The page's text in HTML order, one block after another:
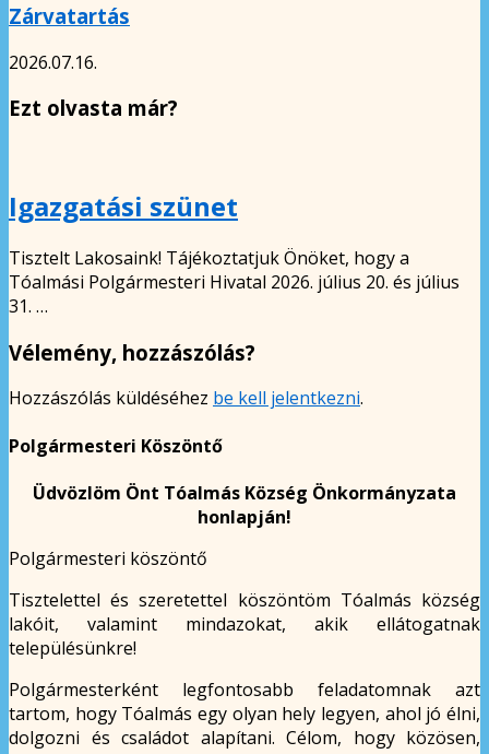
Zárvatartás
2026.07.16.
Ezt olvasta már?
Igazgatási szünet
Tisztelt Lakosaink! Tájékoztatjuk Önöket, hogy a
Tóalmási Polgármesteri Hivatal 2026. július 20. és július
31. …
Vélemény, hozzászólás?
Hozzászólás küldéséhez be kell jelentkezni.
Polgármesteri Köszöntő
Üdvözlöm Önt Tóalmás Község Önkormányzata
honlapján!
Polgármesteri köszöntő
Tisztelettel és szeretettel köszöntöm Tóalmás község
lakóit, valamint mindazokat, akik ellátogatnak
településünkre!
Polgármesterként legfontosabb feladatomnak azt
tartom, hogy Tóalmás egy olyan hely legyen, ahol jó élni,
dolgozni és családot alapítani. Célom, hogy közösen,